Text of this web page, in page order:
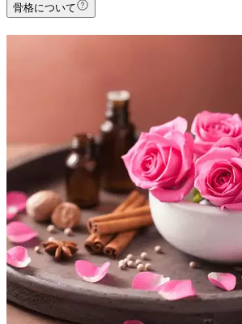
骨格について